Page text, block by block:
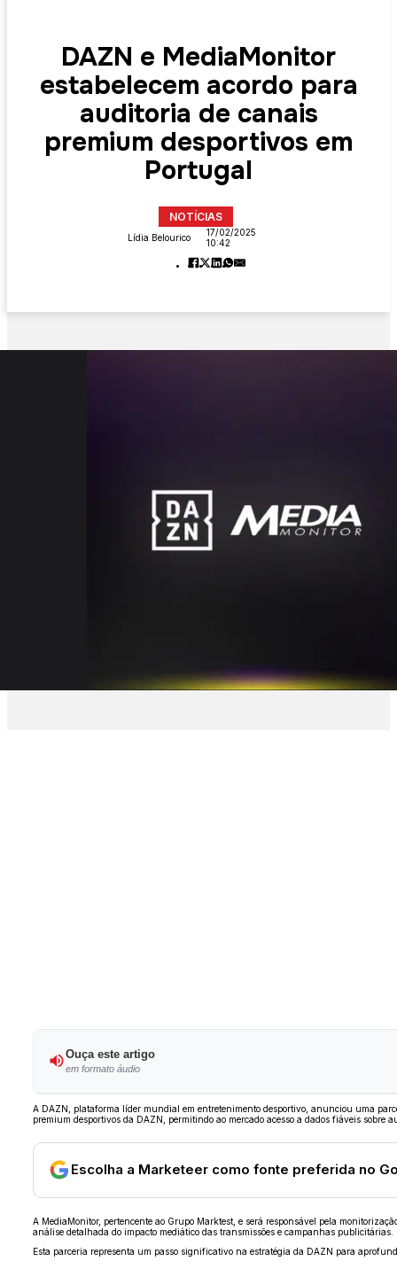
DAZN e MediaMonitor
estabelecem acordo para
auditoria de canais
premium desportivos em
Portugal
NOTÍCIAS
Lídia Belourico
17/02/2025
10:42
Ouça este artigo
em formato áudio
A DAZN, plataforma líder mundial em entretenimento desportivo, anunciou uma
premium desportivos da DAZN, permitindo ao mercado acesso a dados fiáveis sobre
Escolha a Marketeer como fonte preferida no
A MediaMonitor, pertencente ao Grupo Marktest, e será responsável pela
análise detalhada do impacto mediático das transmissões e campanhas publicitárias.
Esta parceria representa um passo significativo na estratégia da DAZN para